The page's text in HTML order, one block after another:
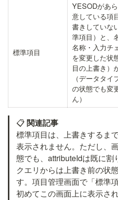
標準項目
YESODがあ
意している項
書きしていな
準項目）と、
名称・入力チ
を変更した状
目の上書き）
（データタイ
の状態でも変
ん）
📋 関連記事
標準項目は、上書きするま
表示されません。ただし、
態でも、attributeIdは既に割
クエリからは上書き前の状
す。項目管理画面で「標準
初めてこの画面上に表示さ